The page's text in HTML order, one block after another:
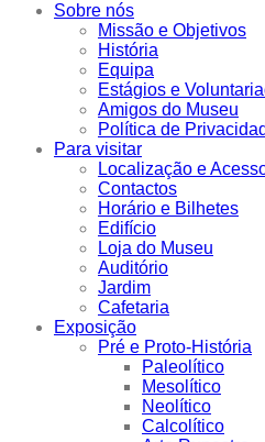
Sobre nós
Missão e Objetivos
História
Equipa
Estágios e
Amigos do Museu
Política de
Para visitar
Localização e
Contactos
Horário e Bilhetes
Edifício
Loja do Museu
Auditório
Jardim
Cafetaria
Exposição
Pré e Proto-História
Paleolítico
Mesolítico
Neolítico
Calcolítico